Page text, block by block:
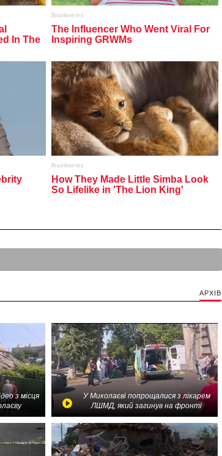
АРХІВ
з місця
У Миколаєві попрощалися з лікарем
ЛШМД, який загинув на фронті